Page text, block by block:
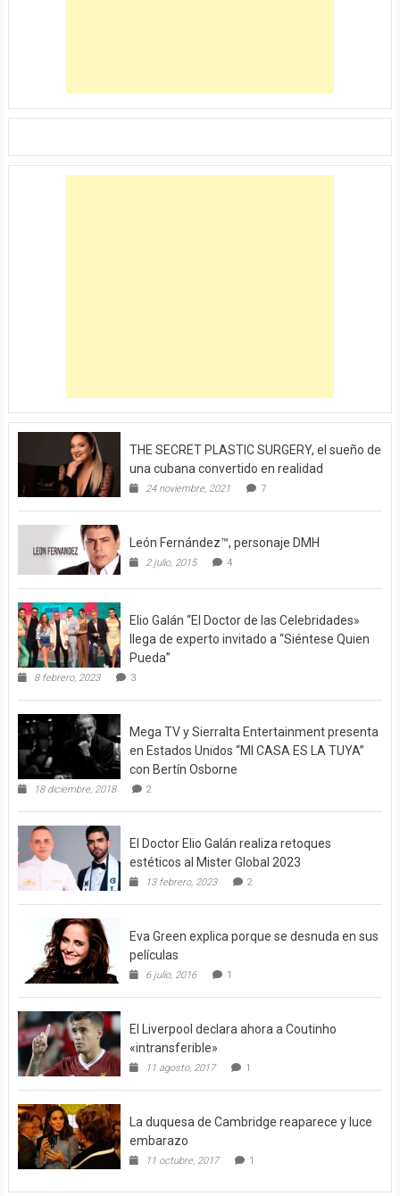
THE SECRET PLASTIC SURGERY, el sueño de
una cubana convertido en realidad
24 noviembre, 2021 7
León Fernández™, personaje DMH
2 julio, 2015 4
Elio Galán “El Doctor de las Celebridades»
llega de experto invitado a “Siéntese Quien
Pueda”
8 febrero, 2023 3
Mega TV y Sierralta Entertainment presenta
en Estados Unidos “MI CASA ES LA TUYA”
con Bertín Osborne
18 diciembre, 2018 2
El Doctor Elio Galán realiza retoques
estéticos al Mister Global 2023
13 febrero, 2023 2
Eva Green explica porque se desnuda en sus
películas
6 julio, 2016 1
El Liverpool declara ahora a Coutinho
«intransferible»
11 agosto, 2017 1
La duquesa de Cambridge reaparece y luce
embarazo
11 octubre, 2017 1